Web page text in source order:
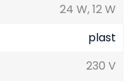
24 W, 12 W
plast
230 V